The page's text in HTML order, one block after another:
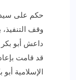
وقف
قد قامت
الإسلامية